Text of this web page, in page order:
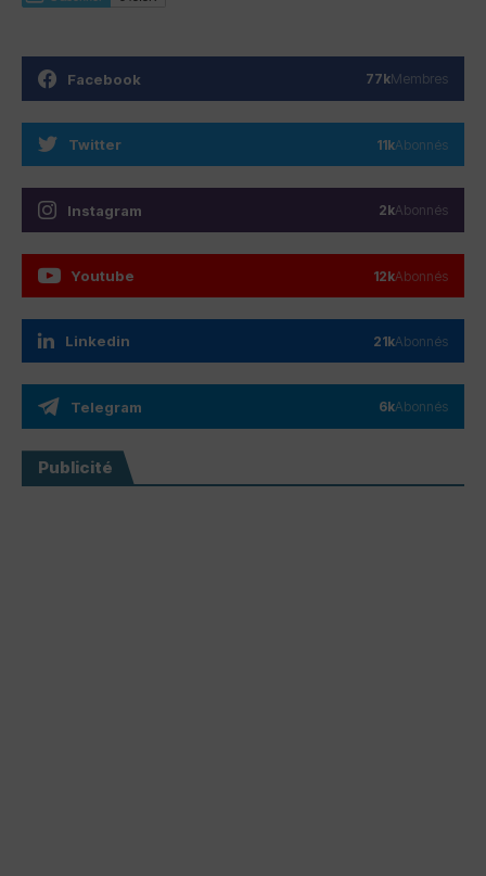
Facebook 77kMembres
Twitter 11kAbonnés
Instagram 2kAbonnés
Youtube 12kAbonnés
Linkedin 21kAbonnés
Telegram 6kAbonnés
Publicité